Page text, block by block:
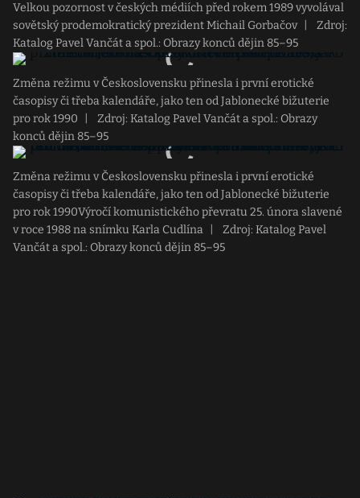
Velkou pozornost v českých médiích před rokem 1989 vyvolával
sovětský prodemokratický prezident Michail Gorbačov
Zdroj:
Katalog Pavel Vančát a spol.: Obrazy konců dějin 85–95
Změna režimu v Československu přinesla i první erotické
časopisy či třeba kalendáře, jako ten od Jablonecké bižuterie
pro rok 1990
Zdroj: Katalog Pavel Vančát a spol.: Obrazy
konců dějin 85–95
Změna režimu v Československu přinesla i první erotické
časopisy či třeba kalendáře, jako ten od Jablonecké bižuterie
pro rok 1990Výročí komunistického převratu 25. února slavené
v roce 1988 na snímku Karla Cudlína
Zdroj: Katalog Pavel
Vančát a spol.: Obrazy konců dějin 85–95